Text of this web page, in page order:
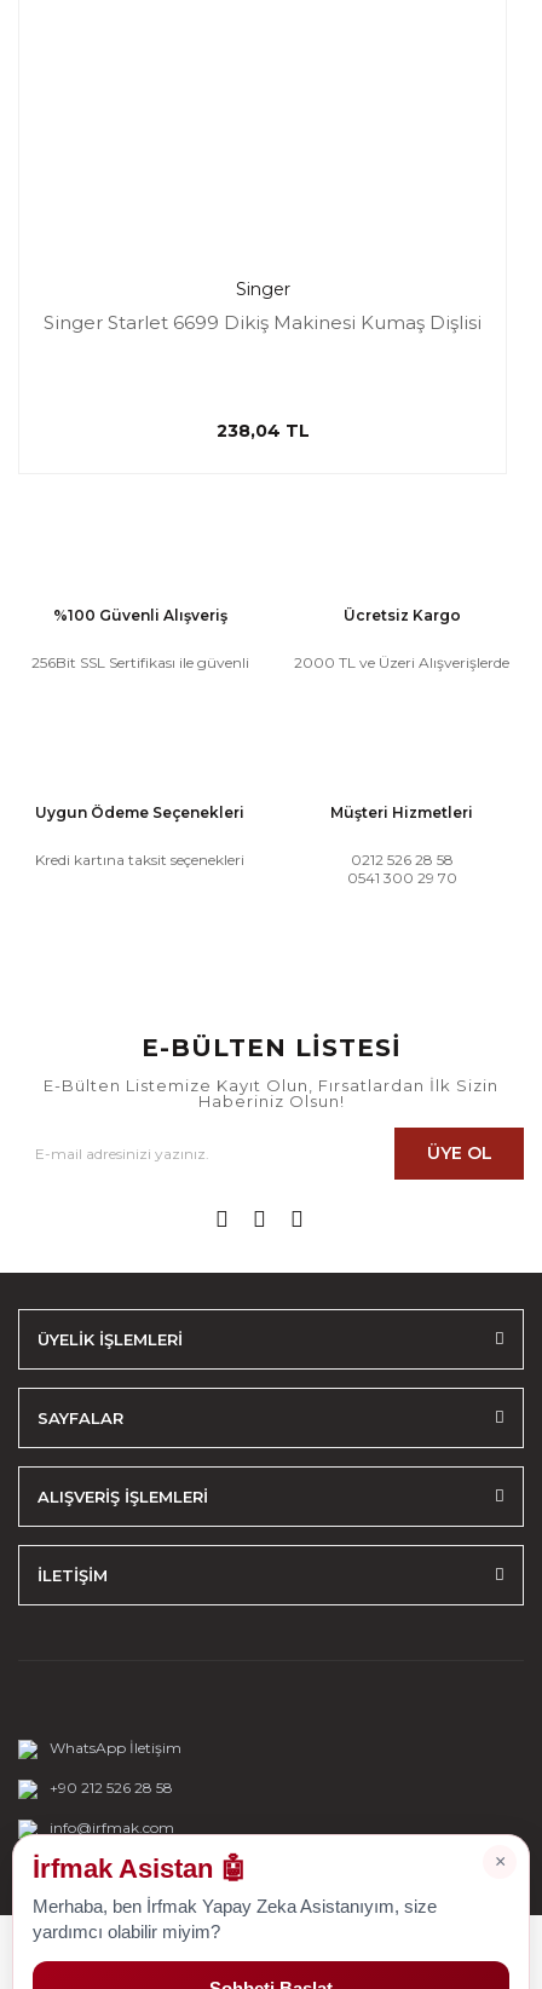
Singer
Singer Starlet 6699 Dikiş Makinesi Kumaş Dişlisi
238,04 TL
%100 Güvenli Alışveriş
256Bit SSL Sertifikası ile güvenli
Ücretsiz Kargo
2000 TL ve Üzeri Alışverişlerde
Uygun Ödeme Seçenekleri
Kredi kartına taksit seçenekleri
Müşteri Hizmetleri
0212 526 28 58
0541 300 29 70
E-BÜLTEN LİSTESİ
E-Bülten Listemize Kayıt Olun, Fırsatlardan İlk Sizin
Haberiniz Olsun!
ÜYE OL
ÜYELİK İŞLEMLERİ
SAYFALAR
ALIŞVERİŞ İŞLEMLERİ
İLETİŞİM
WhatsApp İletişim
+90 212 526 28 58
info@irfmak.com
×
İrfmak Asistan 🤖
Merhaba, ben İrfmak Yapay Zeka Asistanıyım, size
yardımcı olabilir miyim?